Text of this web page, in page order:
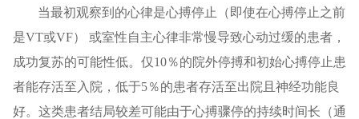
当最初观察到的心律是心搏停止（即使在心搏停止之前
是VT或VF） 或室性自主心律非常慢导致心动过缓的患者，
成功复苏的可能性低。仅10％的院外停搏和初始心搏停止患
者能存活至入院，低于5％的患者存活至出院且神经功能良
好。这类患者结局较差可能由于心搏骤停的持续时间长（通